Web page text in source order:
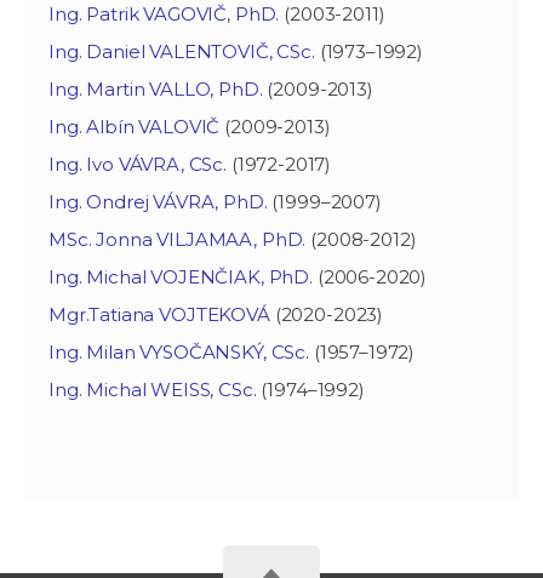
Ing. Patrik VAGOVIČ, PhD. (2003-2011)
Ing. Daniel VALENTOVIČ, CSc. (1973–1992)
Ing. Martin VALLO, PhD. (2009-2013)
Ing. Albín VALOVIČ (2009-2013)
Ing. Ivo VÁVRA, CSc. (1972-2017)
Ing. Ondrej VÁVRA, PhD. (1999–2007)
MSc. Jonna VILJAMAA, PhD. (2008-2012)
Ing. Michal VOJENČIAK, PhD. (2006-2020)
Mgr.Tatiana VOJTEKOVÁ(2020-2023)
Ing. Milan VYSOČANSKÝ, CSc. (1957–1972)
Ing. Michal WEISS, CSc. (1974–1992)